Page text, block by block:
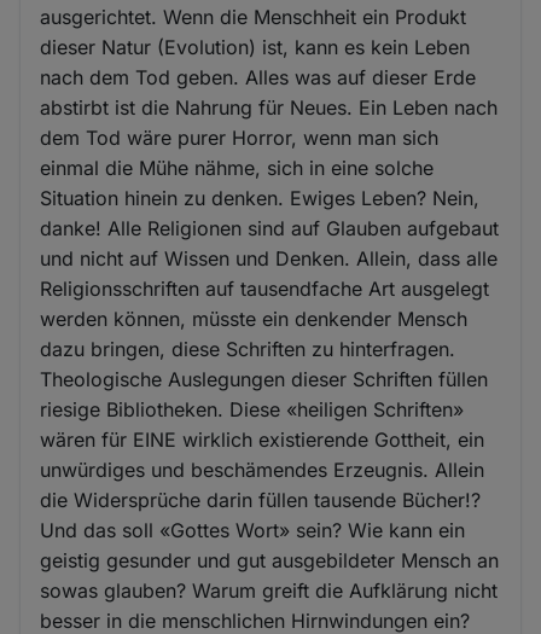
ausgerichtet. Wenn die Menschheit ein Produkt
dieser Natur (Evolution) ist, kann es kein Leben
nach dem Tod geben. Alles was auf dieser Erde
abstirbt ist die Nahrung für Neues. Ein Leben nach
dem Tod wäre purer Horror, wenn man sich
einmal die Mühe nähme, sich in eine solche
Situation hinein zu denken. Ewiges Leben? Nein,
danke! Alle Religionen sind auf Glauben aufgebaut
und nicht auf Wissen und Denken. Allein, dass alle
Religionsschriften auf tausendfache Art ausgelegt
werden können, müsste ein denkender Mensch
dazu bringen, diese Schriften zu hinterfragen.
Theologische Auslegungen dieser Schriften füllen
riesige Bibliotheken. Diese «heiligen Schriften»
wären für EINE wirklich existierende Gottheit, ein
unwürdiges und beschämendes Erzeugnis. Allein
die Widersprüche darin füllen tausende Bücher!?
Und das soll «Gottes Wort» sein? Wie kann ein
geistig gesunder und gut ausgebildeter Mensch an
sowas glauben? Warum greift die Aufklärung nicht
besser in die menschlichen Hirnwindungen ein?